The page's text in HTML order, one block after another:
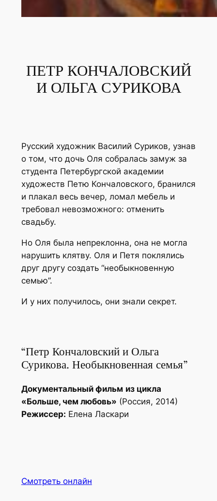
ПЕТР КОНЧАЛОВСКИЙ
И ОЛЬГА СУРИКОВА
Русский художник Василий Суриков, узнав
о том, что дочь Оля собралась замуж за
студента Петербургской академии
художеств Петю Кончаловского, бранился
и плакал весь вечер, ломал мебель и
требовал невозможного: отменить
свадьбу.
Но Оля была непреклонна, она не могла
нарушить клятву. Оля и Петя поклялись
друг другу создать “необыкновенную
семью”.
И у них получилось, они знали секрет.
“Петр Кончаловский и Ольга
Сурикова. Необыкновенная семья”
Документальный фильм из цикла
«Больше, чем любовь» (Россия, 2014)
Режиссер: Елена Ласкари
Смотреть онлайн